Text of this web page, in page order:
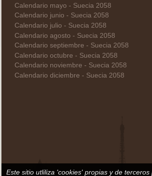
Calendario mayo - Suecia 2058
Calendario junio - Suecia 2058
Calendario julio - Suecia 2058
Calendario agosto - Suecia 2058
Calendario septiembre - Suecia 2058
Calendario octubre - Suecia 2058
Calendario noviembre - Suecia 2058
Calendario diciembre - Suecia 2058
Este sitio utliliza 'cookies' propias y de terceros